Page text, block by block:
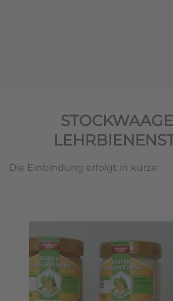
Die Einbindung erfolgt in kürze